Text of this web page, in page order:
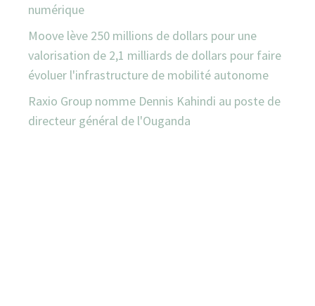
numérique
Moove lève 250 millions de dollars pour une
valorisation de 2,1 milliards de dollars pour faire
évoluer l'infrastructure de mobilité autonome
Raxio Group nomme Dennis Kahindi au poste de
directeur général de l'Ouganda